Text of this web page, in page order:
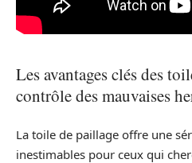
Les avantages clés des
contrôle des mauvaises
La toile de paillage offre une
inestimables pour ceux qui